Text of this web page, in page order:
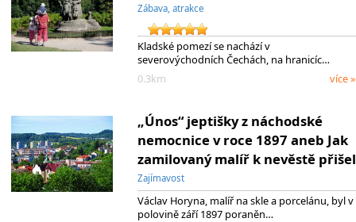
Zábava, atrakce
Kladské pomezí se nachází v
severovýchodních Čechách, na hranicíc…
0.3km
více »
„Únos“ jeptišky z náchodské
nemocnice v roce 1897 aneb Jak
zamilovaný malíř k nevěstě přišel
Zajímavost
Václav Horyna, malíř na skle a porcelánu, byl v
polovině září 1897 poraněn…